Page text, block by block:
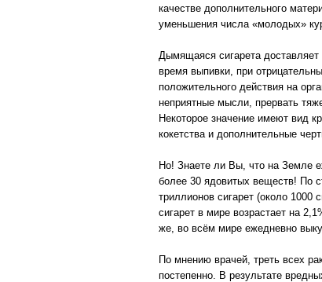
качестве дополнительного
уменьшения числа «молодых»
Дымящаяся сигарета
время выпивки, при
положительного действия на
неприятные мысли, прервать
Некоторое значение имеют вид
кокетства и дополнительные
Но! Знаете ли Вы, что на Земле
более 30 ядовитых веществ! По
триллионов сигарет (около 1000
сигарет в мире возрастает на
же, во всём мире ежедневно
По мнению врачей, треть всех
постепенно. В результате